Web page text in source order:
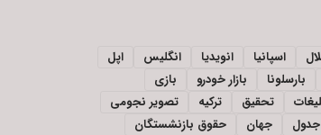
اسپانیا انویدیا انگلیس
اپل
بارسلونا بازار خودرو
بازی
تحقیق ترکیه
تصویر نجومی
جدول جهان
حقوق بازنشستگان